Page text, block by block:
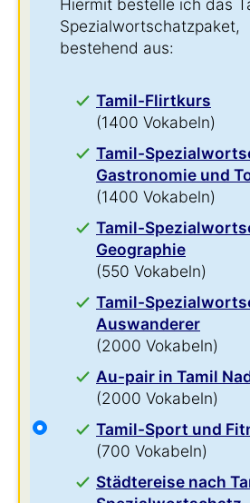
Hiermit bestelle ich das
Spezialwortschatzpaket,
bestehend aus:
Tamil-Flirtkurs
(1400 Vokabeln)
Tamil-
Gastronomie und
(1400 Vokabeln)
Tamil-
Geographie
(550 Vokabeln)
Tamil-
Auswanderer
(2000 Vokabeln)
Au-pair in Tamil
(2000 Vokabeln)
Tamil-Sport und
(700 Vokabeln)
Städtereise nach